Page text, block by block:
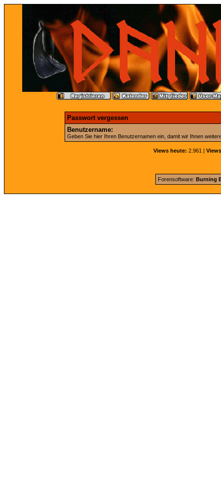
Passwort vergessen
Benutzername:
Geben Sie hier Ihren Benutzernamen ein, damit wir Ihnen
Views heute: 2.961 |
Forensoftware: Burning